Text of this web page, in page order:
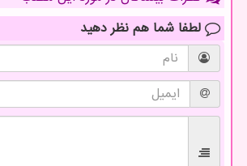
لطفا شما هم نظر دهید